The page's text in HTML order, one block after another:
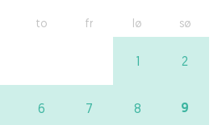
to fr lø sø
1 2
6 7 8 9